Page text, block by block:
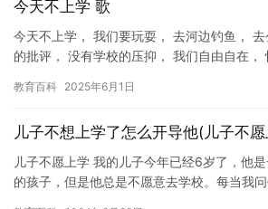
今天不上学 歌
今天不上学， 我们要玩耍， 去河边钓鱼，
的批评， 没有学校的压抑， 我们自由自在，
教育百科 2025年6月1日
儿子不想上学了怎么开导他(儿子不
儿子不愿上学 我的儿子今年已经6岁了，他
的孩子，但是他总是不愿意去学校。每当我